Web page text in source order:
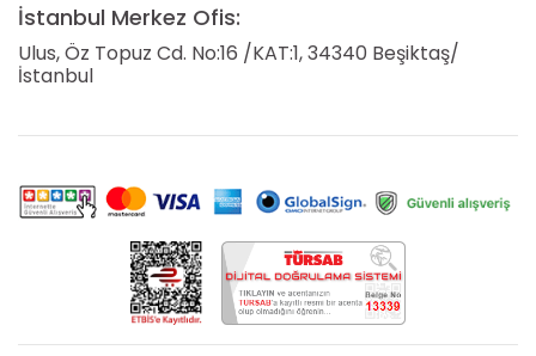
İstanbul Merkez Ofis:
Ulus, Öz Topuz Cd. No:16 /KAT:1, 34340 Beşiktaş/
İstanbul